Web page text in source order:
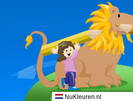
NuKleuren.nl